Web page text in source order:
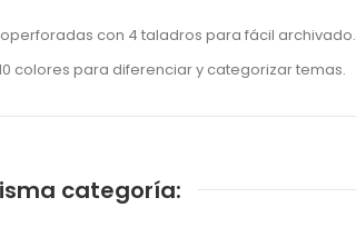
con 4 taladros para fácil archivado.
colores para diferenciar y categorizar temas.
categoría: